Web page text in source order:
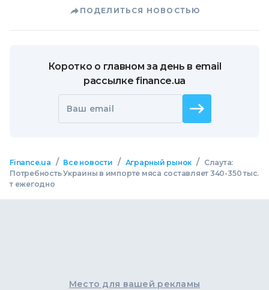
ПОДЕЛИТЬСЯ НОВОСТЬЮ
Коротко о главном за день в email
рассылке finance.ua
Ваш email
Finance.ua / Все новости / Аграрный рынок /
Слаута:
Потребность Украины в импорте мяса составляет 340-350 тыс.
т ежегодно
Место для вашей рекламы